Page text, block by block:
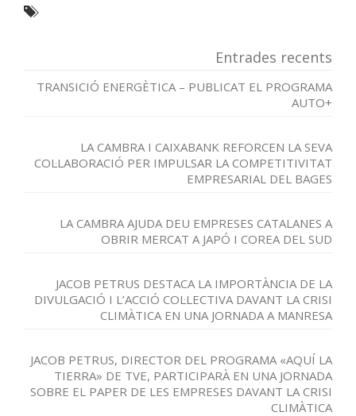
Entrades recents
TRANSICIÓ ENERGÈTICA – PUBLICAT EL PROGRAMA
AUTO+
LA CAMBRA I CAIXABANK REFORCEN LA SEVA
COL·LABORACIÓ PER IMPULSAR LA COMPETITIVITAT
EMPRESARIAL DEL BAGES
LA CAMBRA AJUDA DEU EMPRESES CATALANES A
OBRIR MERCAT A JAPÓ I COREA DEL SUD
JACOB PETRUS DESTACA LA IMPORTÀNCIA DE LA
DIVULGACIÓ I L’ACCIÓ COL·LECTIVA DAVANT LA CRISI
CLIMÀTICA EN UNA JORNADA A MANRESA
JACOB PETRUS, DIRECTOR DEL PROGRAMA «AQUÍ LA
TIERRA» DE TVE, PARTICIPARÀ EN UNA JORNADA
SOBRE EL PAPER DE LES EMPRESES DAVANT LA CRISI
CLIMÀTICA